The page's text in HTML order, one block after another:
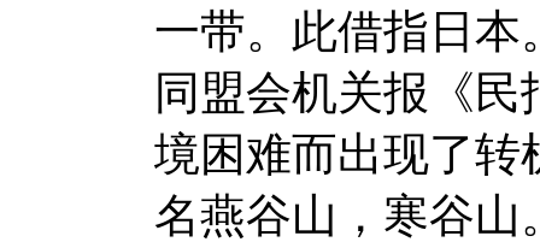
一带。此借指日
同盟会机关报《民
境困难而出现了转
名燕谷山，寒谷山